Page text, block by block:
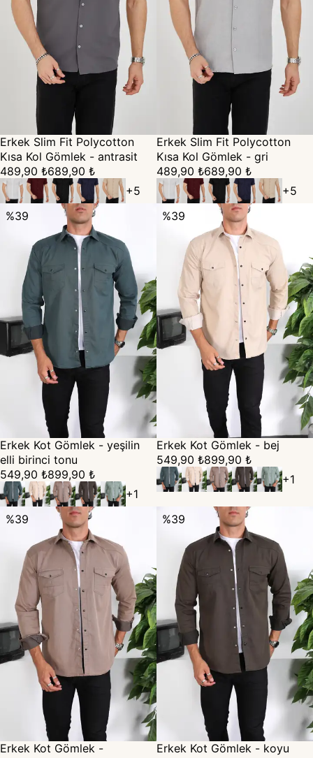
Erkek Slim Fit Polycotton
Kısa Kol Gömlek - antrasit
489,90 ₺689,90 ₺
+5
Erkek Slim Fit Polycotton
Kısa Kol Gömlek - gri
489,90 ₺689,90 ₺
+5
%39
Erkek Kot Gömlek - yeşilin
elli birinci tonu
549,90 ₺899,90 ₺
+1
%39
Erkek Kot Gömlek - bej
549,90 ₺899,90 ₺
+1
%39
Erkek Kot Gömlek -
%39
Erkek Kot Gömlek - koyu